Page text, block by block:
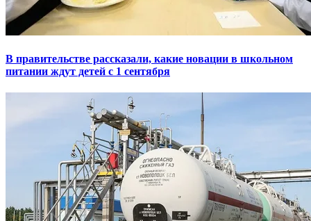
В правительстве рассказали, какие новации в школьном
питании ждут детей с 1 сентября